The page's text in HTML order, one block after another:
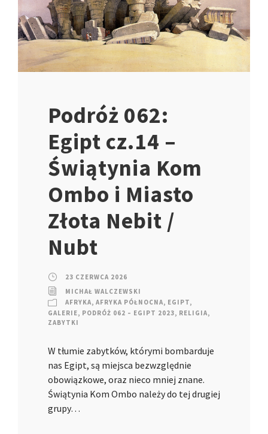
Podróż 062:
Egipt cz.14 –
Świątynia Kom
Ombo i Miasto
Złota Nebit /
Nubt
23 CZERWCA 2026
MICHAŁ WALCZEWSKI
AFRYKA, AFRYKA PÓŁNOCNA, EGIPT,
GALERIE, PODRÓŻ 062 – EGIPT 2023, RELIGIA,
ZABYTKI
W tłumie zabytków, którymi bombarduje
nas Egipt, są miejsca bezwzględnie
obowiązkowe, oraz nieco mniej znane.
Świątynia Kom Ombo należy do tej drugiej
grupy…